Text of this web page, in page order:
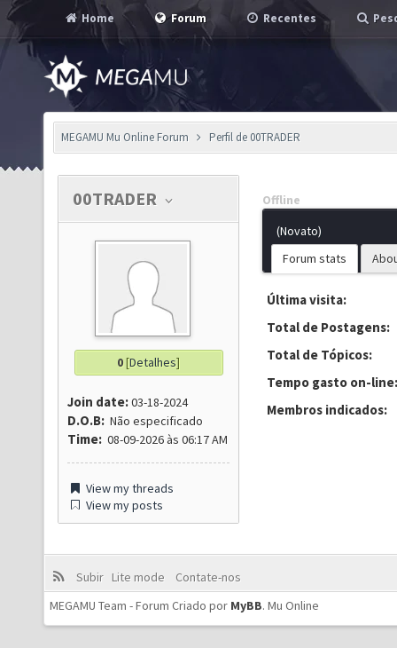
Home Forum Recentes
MEGAMU Mu Online Forum Perfil de 00TRADER
00TRADER
0[Detalhes]
Join date:03-18-2024
D.O.B: Não especificado
Time: 08-09-2026 às 06:17 AM
View my threads
View my posts
Offline
(Novato)
Forum stats
Última visita:
Total de Postagens:
Total de Tópicos:
Tempo gasto on-line:
Membros indicados:
Subir Lite mode
Contate-nos
MEGAMU Team - Forum Criado por MyBB. Mu Online